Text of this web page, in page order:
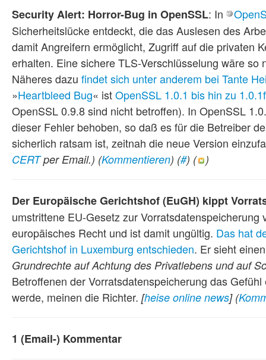
Security Alert: Horror-Bug in OpenSSL: In
Sicherheitslücke entdeckt, die das Auslesen des
damit Angreifern ermöglicht, Zugriff auf die privaten
erhalten. Eine sichere TLS-Verschlüsselung wäre so
Näheres dazu findet sich unter anderem bei Tante
»Heartbleed Bug« istOpenSSL 1.0.1 bis hin zu 1.0.1f
OpenSSL 0.9.8 sind nicht betroffen). In OpenSSL
dieser Fehler behoben, so daß es für die Betreiber
sicherlich ratsam ist, zeitnah die neue Version
CERTper Email.) (Kommentieren) (#) ( )
Der Europäische Gerichtshof (EuGH) kippt
umstrittene EU-Gesetz zur Vorratsdatenspeicherung
europäisches Recht und ist damit ungültig. Das hat
Gerichtshof in Luxemburg entschieden. Er sieht
Grundrechte auf Achtung des Privatlebens und auf
Betroffenen der Vorratsdatenspeicherung das
werde, meinen die Richter. [heise online news] (
1 (Email-) Kommentar